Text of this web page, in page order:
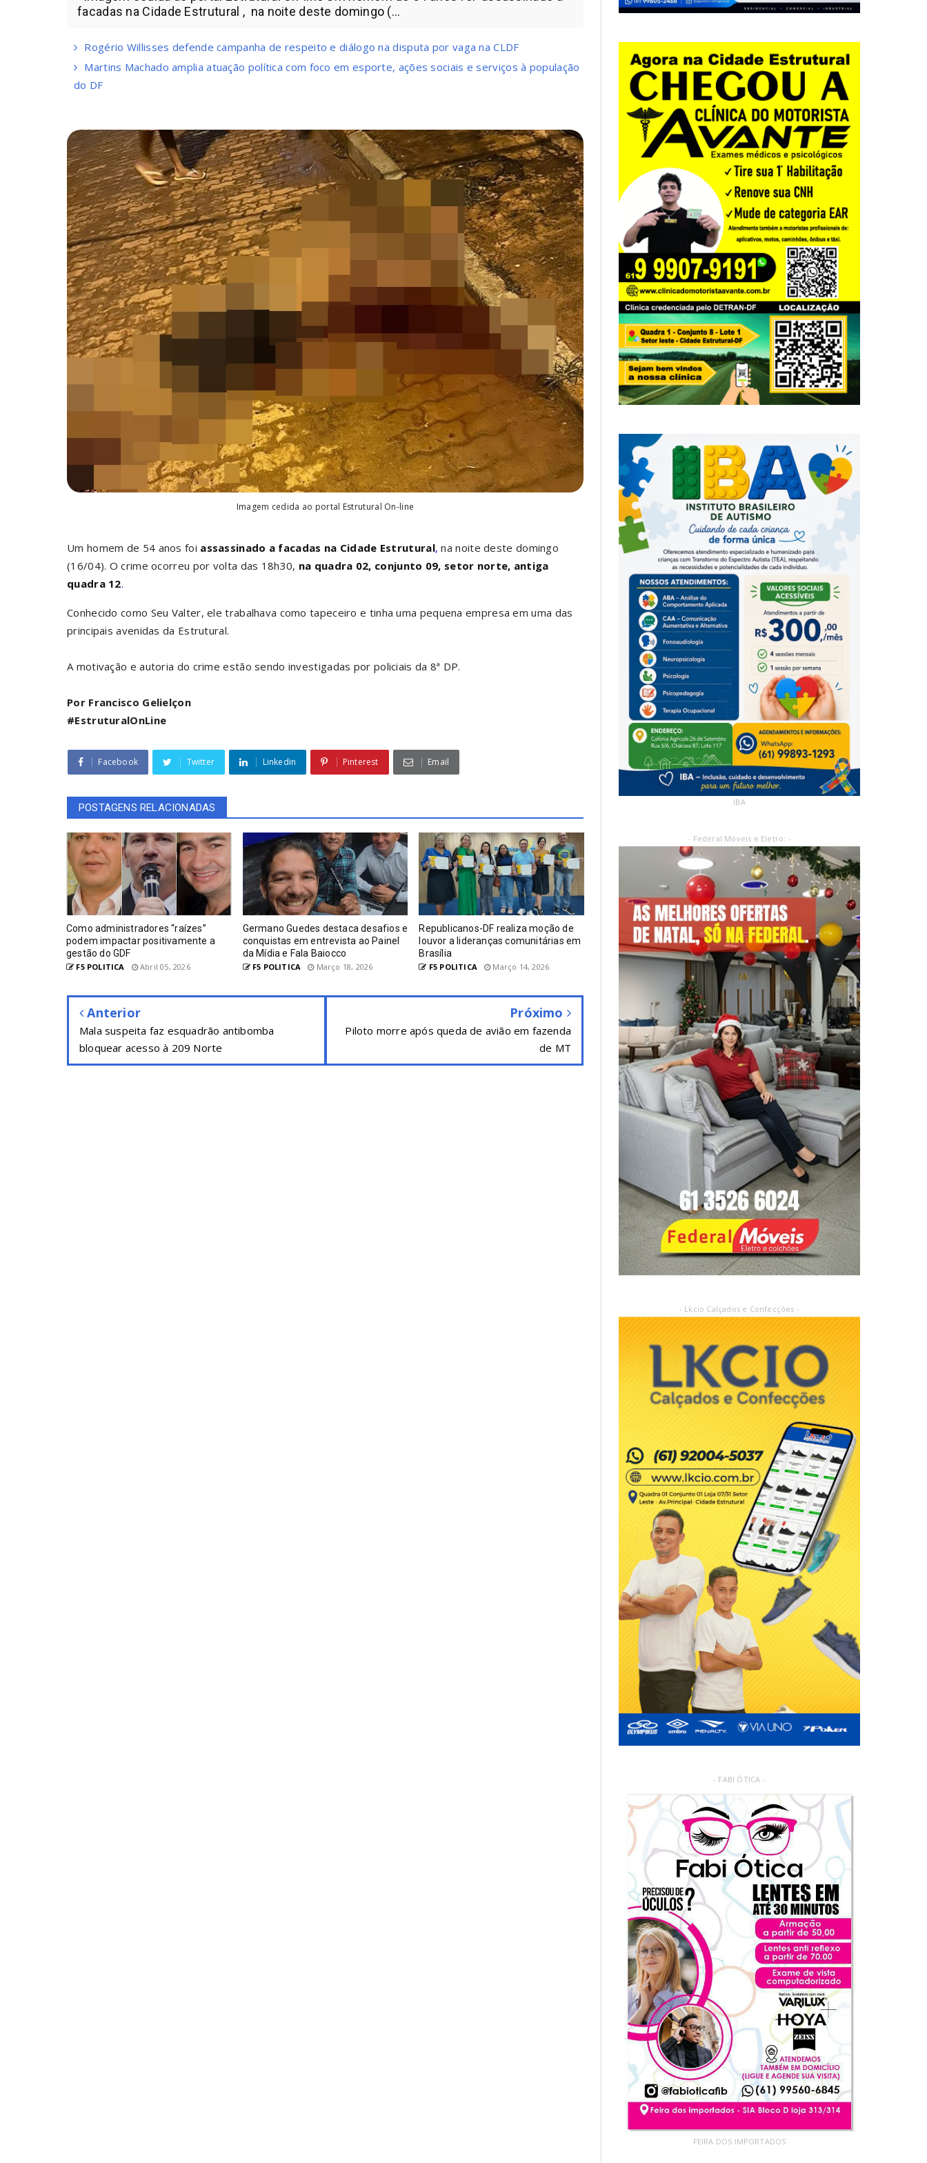
facadas na Cidade Estrutural , na noite deste domingo (...
Rogério Willisses defende campanha de respeito e diálogo na disputa por vaga na CLDF
Martins Machado amplia atuação política com foco em esporte, ações sociais e serviços à população
do DF
Imagem cedida ao portal Estrutural On-line
Um homem de 54 anos foi assassinado a facadas na Cidade Estrutural, na noite deste domingo
(16/04). O crime ocorreu por volta das 18h30, na quadra 02, conjunto 09, setor norte, antiga
quadra 12.
Conhecido como Seu Valter, ele trabalhava como tapeceiro e tinha uma pequena empresa em uma das
principais avenidas da Estrutural.
A motivação e autoria do crime estão sendo investigadas por policiais da 8ª DP.
Por Francisco Gelielçon
#EstruturalOnLine
Facebook Twitter Linkedin Pinterest Email
POSTAGENS RELACIONADAS
Como administradores “raízes”
podem impactar positivamente a
gestão do GDF
F5 POLITICA Abril 05, 2026
Germano Guedes destaca desafios e
conquistas em entrevista ao Painel
da Mídia e Fala Baiocco
F5 POLITICA Março 18, 2026
Republicanos-DF realiza moção de
louvor a lideranças comunitárias em
Brasília
F5 POLITICA Março 14, 2026
Anterior
Mala suspeita faz esquadrão antibomba
bloquear acesso à 209 Norte
Próximo
Piloto morre após queda de avião em fazenda
de MT
IBA
- Federal Móveis e Eletro: -
- Lkcio Calçados e Confecções -
- FABI ÓTICA -
FEIRA DOS IMPORTADOS